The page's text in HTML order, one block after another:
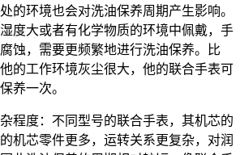
的环境也会对洗油保养周期产生影响。
度大或者有化学物质的环境中佩戴，手
蚀，需要更频繁地进行洗油保养。比
的工作环境灰尘很大，他的联合手表可
养一次。
程度：不同型号的联合手表，其机芯的
机芯零件更多，运转关系更复杂，对润